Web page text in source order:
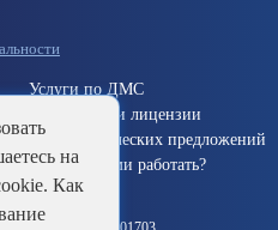
на
Как
Услуги по ДМС
Документы и лицензии
Для коммерческих предложений
Хотите с нами работать?